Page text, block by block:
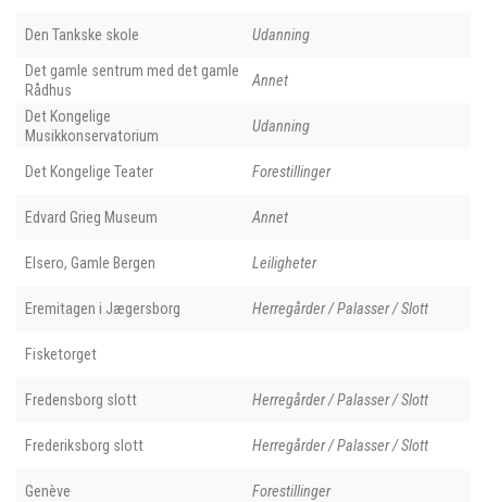
Den Tankske skole Udanning
Det gamle sentrum med det gamle
Rådhus
Annet
Det Kongelige
Musikkonservatorium
Udanning
Det Kongelige Teater Forestillinger
Edvard Grieg Museum Annet
Elsero, Gamle Bergen Leiligheter
Eremitagen i Jægersborg Herregårder / Palasser / Slott
Fisketorget
Fredensborg slott Herregårder / Palasser / Slott
Frederiksborg slott Herregårder / Palasser / Slott
Genève Forestillinger